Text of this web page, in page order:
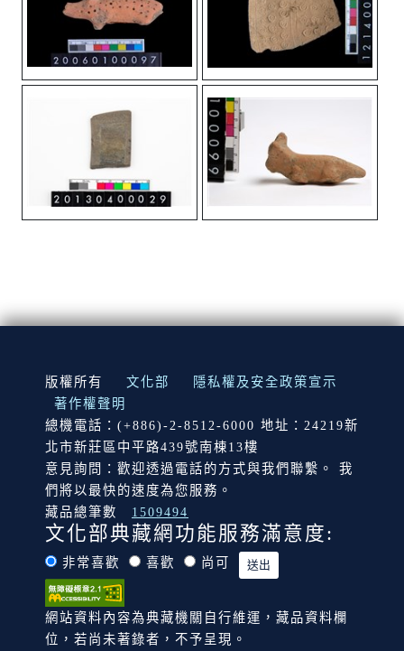
:::
版權所有 文化部
隱私權及安全政策宣示
著作權聲明
總機電話：(+886)-2-8512-6000 地址：24219新
北市新莊區中平路439號南棟13樓
意見詢問：歡迎透過電話的方式與我們聯繫。 我
們將以最快的速度為您服務。
藏品總筆數
1509494
文化部典藏網功能服務滿意度:
非常喜歡 喜歡 尚可
網站資料內容為典藏機關自行維運，藏品資料欄
位，若尚未著錄者，不予呈現。